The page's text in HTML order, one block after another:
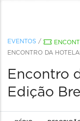
EVENTOS /
ENCONTRO DA
Encontro
Edição